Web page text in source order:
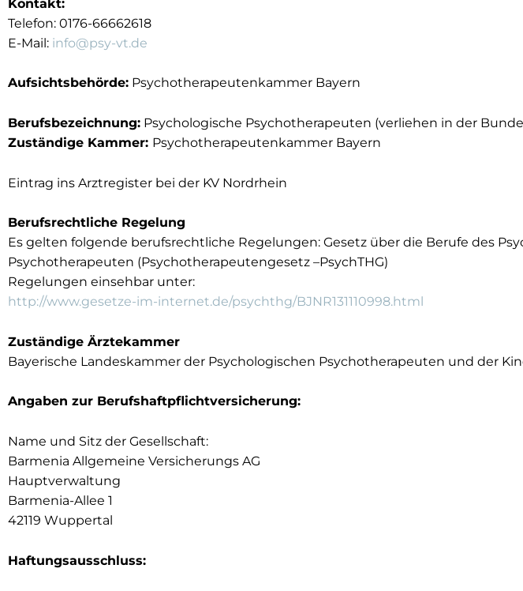
Kontakt:
Telefon: 0176-66662618
E-Mail: info@psy-vt.de
Aufsichtsbehörde: Psychotherapeutenkammer Bayern
Berufsbezeichnung: Psychologische Psychotherapeuten (verliehen in der
Zuständige Kammer: Psychotherapeutenkammer Bayern
Eintrag ins Arztregister bei der KV Nordrhein
Berufsrechtliche Regelung
Es gelten folgende berufsrechtliche Regelungen: Gesetz über die Berufe des
Psychotherapeuten (Psychotherapeutengesetz –PsychTHG)
Regelungen einsehbar unter:
http://www.gesetze-im-internet.de/psychthg/BJNR131110998.html
Zuständige Ärztekammer
Bayerische Landeskammer der Psychologischen Psychotherapeuten und der
Angaben zur Berufshaftpflichtversicherung:
Name und Sitz der Gesellschaft:
Barmenia Allgemeine Versicherungs AG
Hauptverwaltung
Barmenia-Allee 1
42119 Wuppertal
Haftungsausschluss: